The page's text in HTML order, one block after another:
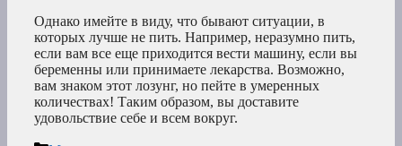
Однако имейте в виду, что бывают ситуации, в
которых лучше не пить. Например, неразумно пить,
если вам все еще приходится вести машину, если вы
беременны или принимаете лекарства. Возможно,
вам знаком этот лозунг, но пейте в умеренных
количествах! Таким образом, вы доставите
удовольствие себе и всем вокруг.